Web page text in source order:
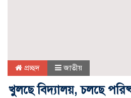
প্রচ্ছদ জাতীয়
খুলছে বিদ্যালয়, চলছে